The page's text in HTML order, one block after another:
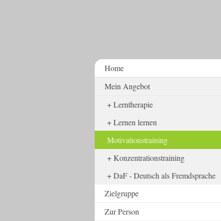
Home
Mein Angebot
Lerntherapie
Lernen lernen
Motivationstraining
Konzentrationstraining
DaF - Deutsch als Fremdsprache
Zielgruppe
Zur Person